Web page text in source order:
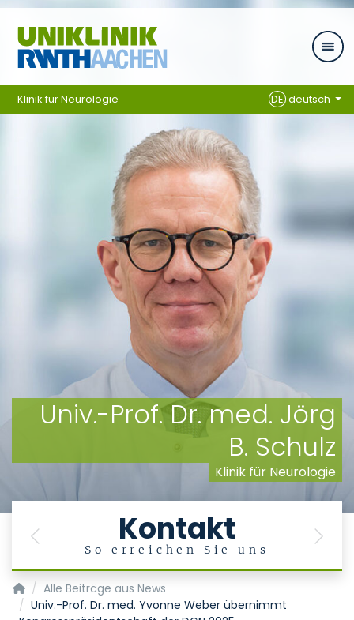
Zum Inhalt springen
Univ.-Prof. Dr. med. Jörg
B. Schulz
Klinik für Neurologie
Kontakt
So erreichen Sie uns
Previous Next
Klinik für Neurologie DEdeutsch
Klinik für Neurologie
Alle Beiträge aus News
Univ.-Prof. Dr. med. Yvonne Weber übernimmt